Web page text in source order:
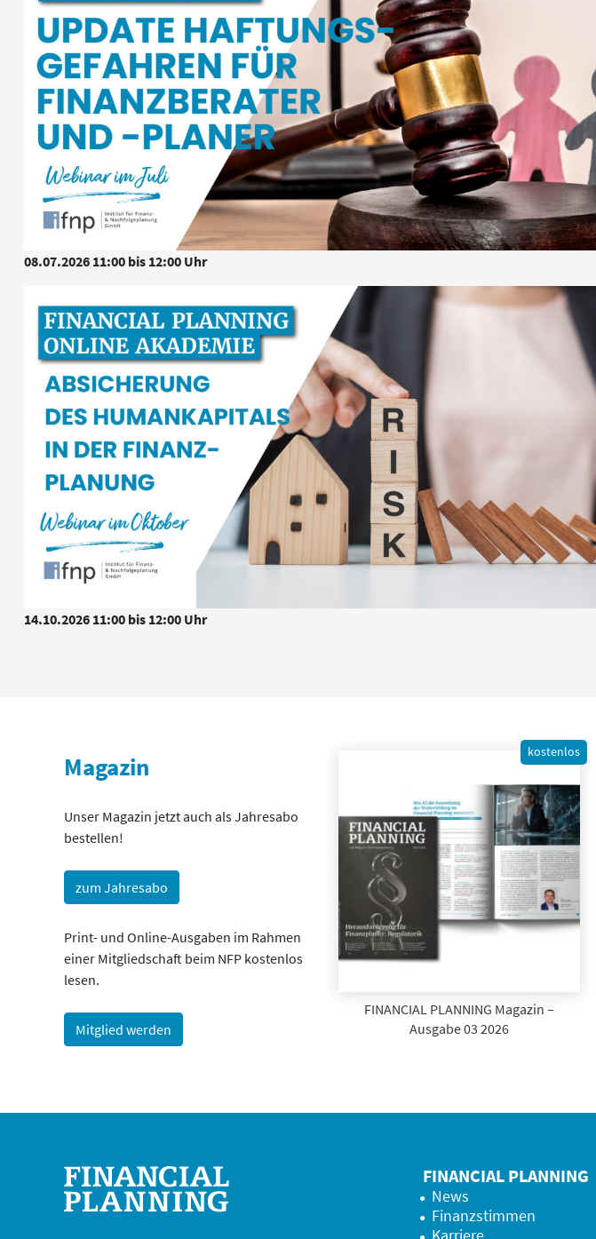
08.07.2026 11:00 bis 12:00 Uhr
14.10.2026 11:00 bis 12:00 Uhr
Magazin
Unser Magazin jetzt auch als Jahresabo
bestellen!
zum Jahresabo
Print- und Online-Ausgaben im Rahmen
einer Mitgliedschaft beim NFP kostenlos
lesen.
Mitglied werden
FINANCIAL PLANNING Magazin –
Ausgabe 03 2026
kostenlos
FINANCIAL PLANNING
News
Finanzstimmen
Karriere